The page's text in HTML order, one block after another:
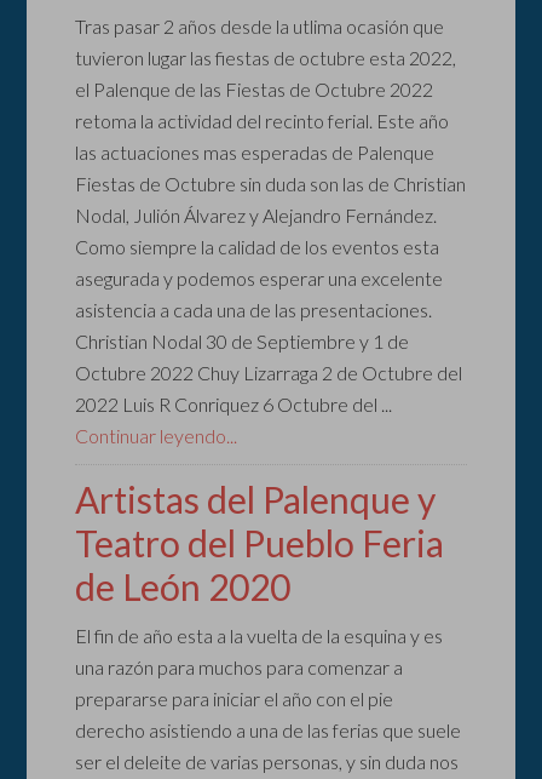
Tras pasar 2 años desde la utlima ocasión que
tuvieron lugar las fiestas de octubre esta 2022,
el Palenque de las Fiestas de Octubre 2022
retoma la actividad del recinto ferial. Este año
las actuaciones mas esperadas de Palenque
Fiestas de Octubre sin duda son las de Christian
Nodal, Julión Álvarez y Alejandro Fernández.
Como siempre la calidad de los eventos esta
asegurada y podemos esperar una excelente
asistencia a cada una de las presentaciones.
Christian Nodal 30 de Septiembre y 1 de
Octubre 2022 Chuy Lizarraga 2 de Octubre del
2022 Luis R Conriquez 6 Octubre del ...
Continuar leyendo...
Artistas del Palenque y
Teatro del Pueblo Feria
de León 2020
El fin de año esta a la vuelta de la esquina y es
una razón para muchos para comenzar a
prepararse para iniciar el año con el pie
derecho asistiendo a una de las ferias que suele
ser el deleite de varias personas, y sin duda nos